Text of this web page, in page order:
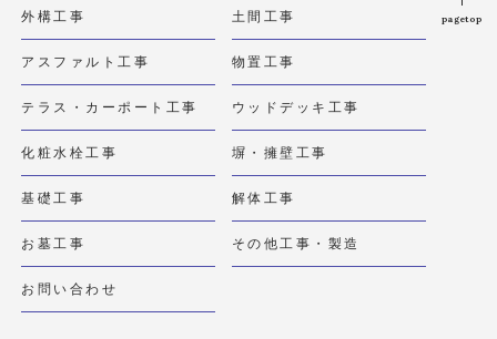
外構工事 土間工事
アスファルト工事 物置工事
テラス・カーポート工事 ウッドデッキ工事
化粧水栓工事 塀・擁壁工事
基礎工事 解体工事
お墓工事 その他工事・製造
お問い合わせ
pagetop